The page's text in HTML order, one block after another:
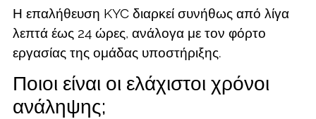
Η επαλήθευση KYC διαρκεί συνήθως από λίγα
λεπτά έως 24 ώρες, ανάλογα με τον φόρτο
εργασίας της ομάδας υποστήριξης.
Ποιοι είναι οι ελάχιστοι χρόνοι
ανάληψης;